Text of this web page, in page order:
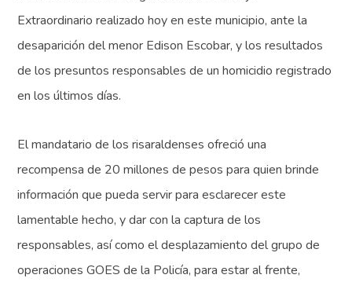
Extraordinario realizado hoy en este municipio, ante la
desaparición del menor Edison Escobar, y los resultados
de los presuntos responsables de un homicidio registrado
en los últimos días.
El mandatario de los risaraldenses ofreció una
recompensa de 20 millones de pesos para quien brinde
información que pueda servir para esclarecer este
lamentable hecho, y dar con la captura de los
responsables, así como el desplazamiento del grupo de
operaciones GOES de la Policía, para estar al frente,